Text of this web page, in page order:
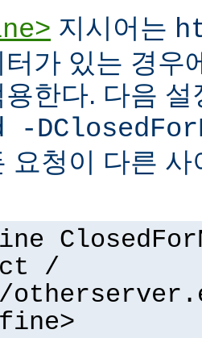
지시어는
가 있는 경우
한다. 다음
요청이 다른
/